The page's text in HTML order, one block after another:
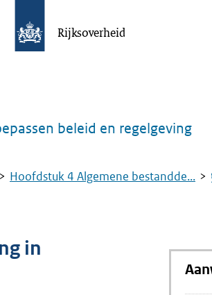
Rijksoverheid
beleid en regelgeving
Hoofdstuk 4 Algemene bestandde...
in